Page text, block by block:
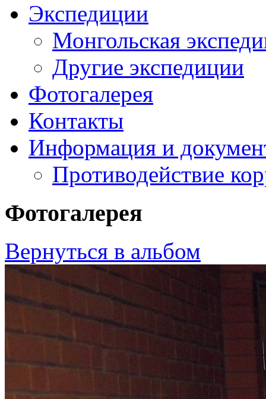
Экспедиции
Монгольская
Другие экспедиции
Фотогалерея
Контакты
Информация и
Противодействие
Фотогалерея
Вернуться в альбом